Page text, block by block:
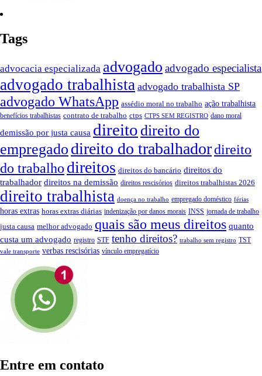
Tags
advocacia especializada advogado advogado especialista
advogado trabalhista advogado trabalhista SP
advogado WhatsApp assédio moral no trabalho ação trabalhista
benefícios trabalhistas contrato de trabalho ctps CTPS SEM REGISTRO dano moral
demissão por justa causa direito direito do
empregado direito do trabalhadordireito
do trabalho direitos direitos do bancário direitos do
trabalhador direitos na demissão direitos rescisórios direitos trabalhistas 2026
direito trabalhista doença no trabalho empregado doméstico férias
horas extras horas extras diárias indenização por danos morais INSS jornada de trabalho
justa causa melhor advogado quais são meus direitos quanto
custa um advogado registro STF tenho direitos? trabalho sem registro TST
vale transporte verbas rescisórias vínculo empregatício
Entre em contato